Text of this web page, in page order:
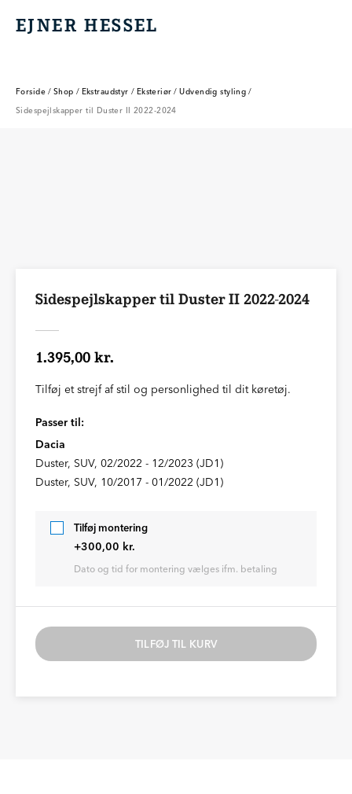
EJNER HESSEL
EJNER HESSEL
Forside / Shop / Ekstraudstyr / Eksteriør / Udvendig styling /
Sidespejlskapper til Duster II 2022-2024
Sidespejlskapper til Duster II 2022-2024
1.395,00 kr.
Tilføj et strejf af stil og personlighed til dit køretøj.
Passer til:
Dacia
Duster, SUV, 02/2022 - 12/2023 (JD1)
Duster, SUV, 10/2017 - 01/2022 (JD1)
Tilføj montering
+300,00 kr.
Dato og tid for montering vælges ifm. betaling
TILFØJ TIL KURV